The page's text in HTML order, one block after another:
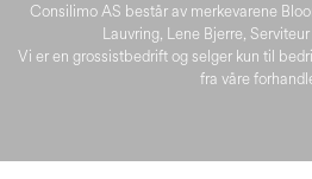
Consilimo AS består av merkevarene
Lauvring, Lene Bjerre,
Vi er en grossistbedrift og selger kun til
fra våre